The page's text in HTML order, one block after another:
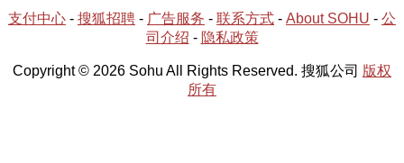
支付中心 - 搜狐招聘 - 广告服务 - 联系方式 - About SOHU - 公
司介绍 - 隐私政策
Copyright © 2026 Sohu All Rights Reserved. 搜狐公司 版权
所有